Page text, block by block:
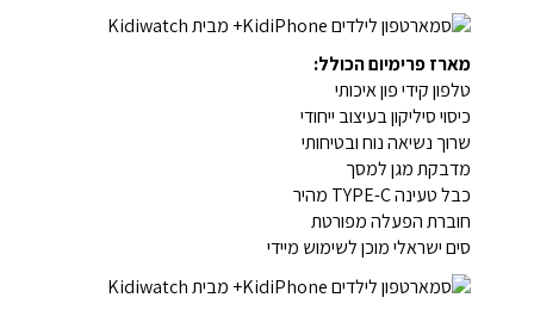
מארז פרימיום הכולל:
טלפון קידי פון איכותי
כיסוי סיליקון בעיצוב ייחודי
שרוך נשיאה נוח ובטיחותי
מדבקת מגן למסך
כבל טעינה TYPE-C מהיר
חוברת הפעלה מפורטת
סים ישראלי מוכן לשימוש מיידי